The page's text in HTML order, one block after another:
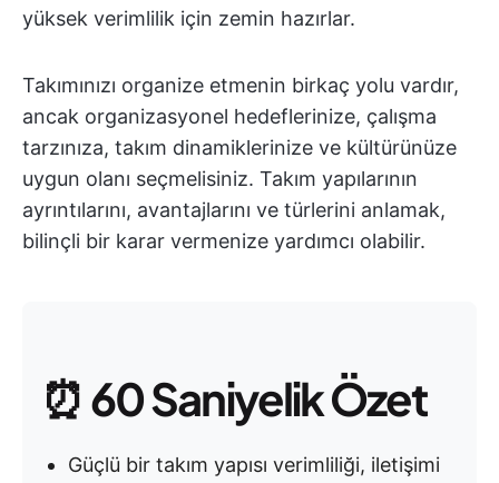
yüksek verimlilik için zemin hazırlar.
Takımınızı organize etmenin birkaç yolu vardır,
ancak organizasyonel hedeflerinize, çalışma
tarzınıza, takım dinamiklerinize ve kültürünüze
uygun olanı seçmelisiniz. Takım yapılarının
ayrıntılarını, avantajlarını ve türlerini anlamak,
bilinçli bir karar vermenize yardımcı olabilir.
⏰60 Saniyelik Özet
Güçlü bir takım yapısı verimliliği, iletişimi